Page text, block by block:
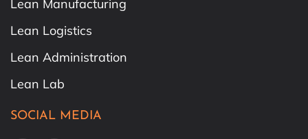
Lean Manufacturing
Lean Logistics
Lean Administration
Lean Lab
SOCIAL MEDIA